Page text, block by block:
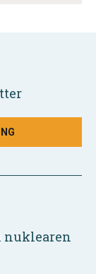
nuklearen